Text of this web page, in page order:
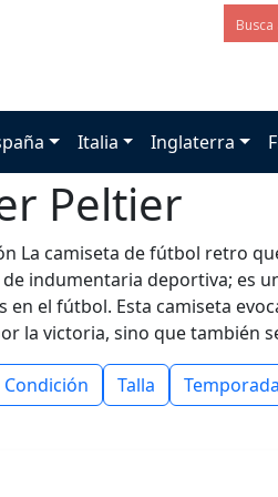
Italia Inglaterra
Peltier
La camiseta de fútbol retro
indumentaria deportiva; es
en el fútbol. Esta camiseta
la victoria, sino que también
Condición Talla Temporada